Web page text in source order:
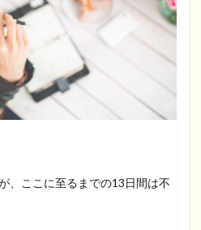
、ここに至るまでの13日間は不